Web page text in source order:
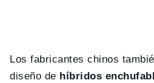
Los fabricantes chinos
diseño de híbridos